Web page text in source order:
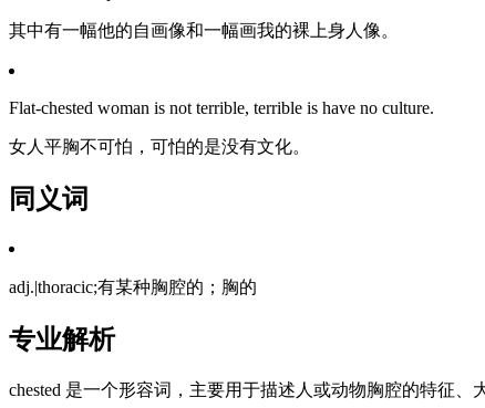
其中有一幅他的自画像和一幅画我的裸上身人像。
Flat-chested woman is not terrible, terrible is have no culture.
女人平胸不可怕，可怕的是没有文化。
同义词
adj.|thoracic;有某种胸腔的；胸的
专业解析
chested 是一个形容词，主要用于描述人或动物胸腔的特征